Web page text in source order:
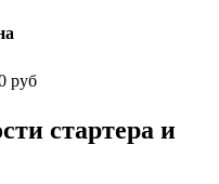
руб
стартера и